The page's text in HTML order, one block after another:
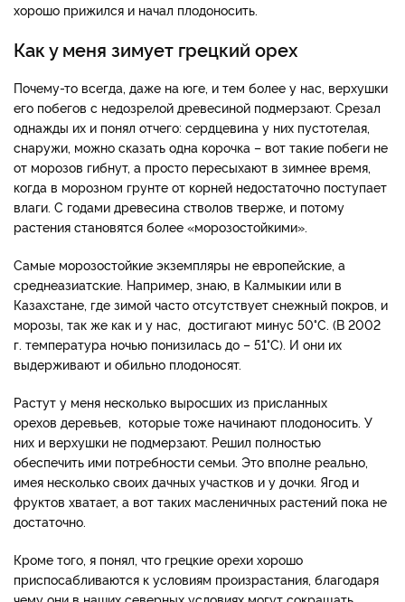
хорошо прижился и начал плодоносить.
Как у меня зимует грецкий орех
Почему-то всегда, даже на юге, и тем более у нас, верхушки
его побегов с недозрелой древесиной подмерзают. Срезал
однажды их и понял отчего: сердцевина у них пустотелая,
снаружи, можно сказать одна корочка – вот такие побеги не
от морозов гибнут, а просто пересыхают в зимнее время,
когда в морозном грунте от корней недостаточно поступает
влаги. С годами древесина стволов тверже, и потому
растения становятся более «морозостойкими».
Самые морозостойкие экземпляры не европейские, а
среднеазиатские. Например, знаю, в Калмыкии или в
Казахстане, где зимой часто отсутствует снежный покров, и
морозы, так же как и у нас, достигают минус 50°С. (В 2002
г. температура ночью понизилась до – 51°С). И они их
выдерживают и обильно плодоносят.
Растут у меня несколько выросших из присланных
орехов деревьев, которые тоже начинают плодоносить. У
них и верхушки не подмерзают. Решил полностью
обеспечить ими потребности семьи. Это вполне реально,
имея несколько своих дачных участков и у дочки. Ягод и
фруктов хватает, а вот таких масленичных растений пока не
достаточно.
Кроме того, я понял, что грецкие орехи хорошо
приспосабливаются к условиям произрастания, благодаря